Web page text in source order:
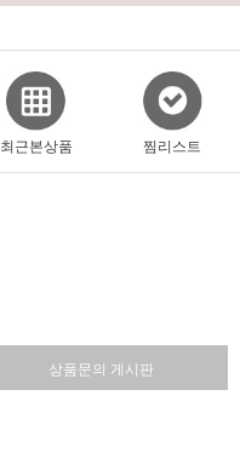
최근본상품 찜리스트
상품문의 게시판